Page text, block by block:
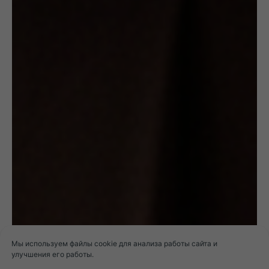
Мы используем файлы cookie для анализа работы сайта и
улучшения его работы.